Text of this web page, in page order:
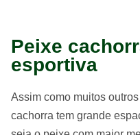
Peixe
esportiva
Assim como muitos
cachorra tem grande